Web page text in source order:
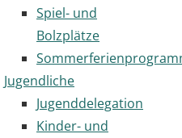
Spiel- und
Bolzplätze
Jugendliche
Jugenddelegation
Kinder- und